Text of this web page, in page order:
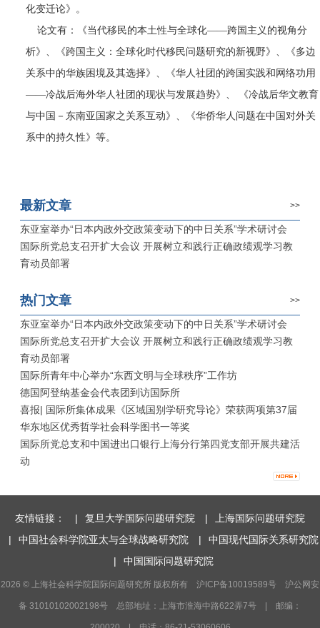
化变迁论》。
论文有：《当代移民的本土性与全球化——跨国主义的视角分
析》、《跨国主义：全球化时代移民问题研究的新视野》、《多边
关系中的华族困境及其选择》、《华人社团的跨国实践和网络功用
——冷战后海外华人社团的现状与发展趋势》、 《冷战后华文教育
与中国－东南亚国家之关系互动》、《华侨华人问题在中国对外关
系中的持久性》等。
最新文章 >>
东亚室举办“日本内政外交政策变动下的中日关系”学术研讨会
国际所党总支召开扩大会议 开展树立和践行正确政绩观学习教
育动员部署
热门文章 >>
东亚室举办“日本内政外交政策变动下的中日关系”学术研讨会
国际所党总支召开扩大会议 开展树立和践行正确政绩观学习教
育动员部署
国际所青年中心举办“东西文明与全球秩序”工作坊
德国阿登纳基金会代表团到访国际所
喜报| 国际所集体成果《区域国别学研究导论》荣获两项第37届
华东地区优秀哲学社会科学图书一等奖
国际所党总支和中国进出口银行上海分行第四党支部开展共建活
动
友情链接： | 复旦大学国际问题研究院 |
上海国际问题研究院
|
中国社会科学院亚太与全球战略研究院 |
中国现代国际关系研究院
|
中国国际问题研究院
2026 © 上海社会科学院国际问题研究所 版权所有 沪ICP备10019589号 沪公网安
备 31010102002198号 总部地址：上海市淮海中路622弄7号 | 邮编：